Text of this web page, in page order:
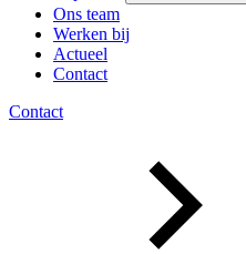
Ons team
Werken bij
Actueel
Contact
Contact